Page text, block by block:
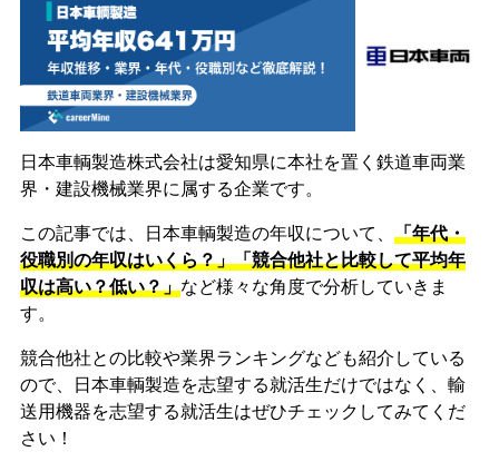
日本車輌製造株式会社は愛知県に本社を置く鉄道車両業
界・建設機械業界に属する企業です。
この記事では、日本車輌製造の年収について、 「年代・
役職別の年収はいくら？」「競合他社と比較して平均年
収は高い？低い？」など様々な角度で分析していきま
す。
競合他社との比較や業界ランキングなども紹介している
ので、日本車輌製造を志望する就活生だけではなく、輸
送用機器を志望する就活生はぜひチェックしてみてくだ
さい！